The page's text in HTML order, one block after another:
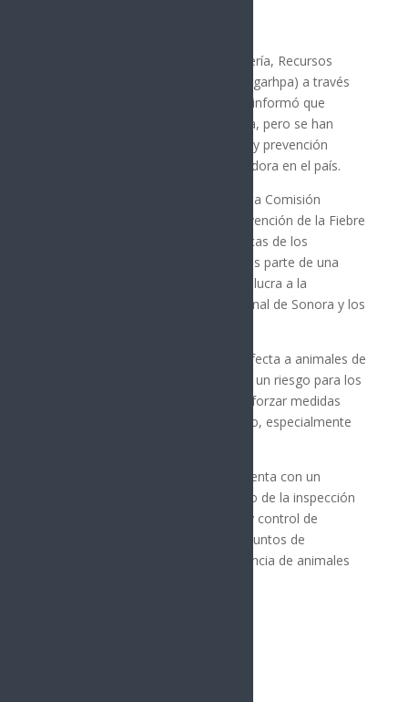
La Secretaría de Agricultura, Ganadería, Recursos
Hidráulicos, Pesca y Acuacultura (Sagarhpa) a través
de su titular Celida López Cardenas informó que
Sonora se mantiene libre de la plaga, pero se han
reforzado las acciones de vigilancia y prevención
debido al avance de la mosca portadora en el país.
Armando García López, director de la Comisión
México-Estados Unidos para la Prevención de la Fiebre
Aftosa y Otras Enfermedades Exóticas de los
Animales, explicó que el simulacro es parte de una
estrategia interinstitucional que involucra a la
academia, la Unión Ganadera Regional de Sonora y los
Detalló que el gusano barrenador afecta a animales de
sangre caliente y puede representar un riesgo para los
humanos, por lo que recomendó reforzar medidas
preventivas en el manejo del ganado, especialmente
García López señaló que Sonora cuenta con un
estatus sanitario ejemplar, resultado de la inspección
pecuaria, vigilancia epidemiológica y control de
movilización de ganado, así como puntos de
inspección estratégicos y baja afluencia de animales